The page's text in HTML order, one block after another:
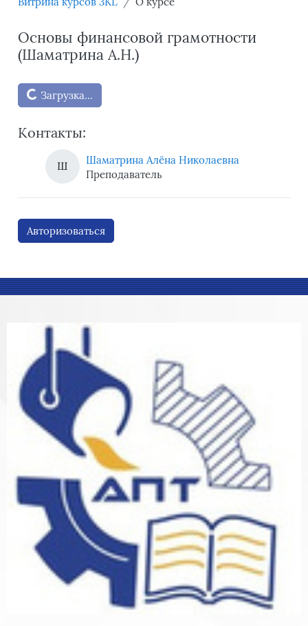
Основы финансовой грамотности
(Шаматрина А.Н.)
Блоки
Загрузка...
Контакты:
Ш
Шаматрина Алёна Николаевна
Преподаватель
Авторизоваться
Блоки